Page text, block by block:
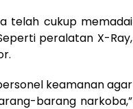
telah cukup memadai
peralatan X-Ray,
keamanan agar
barang narkoba,”